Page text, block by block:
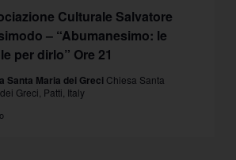
Culturale Salvatore
– “Abumanesimo: le
per dirlo” Ore 21
Santa Maria dei Greci Chiesa Santa
Greci, Patti, Italy